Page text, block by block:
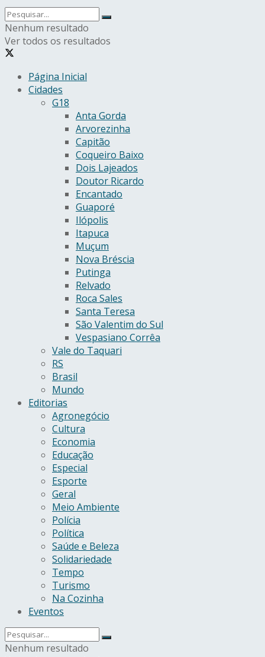
Nenhum resultado
Ver todos os resultados
Página Inicial
Cidades
G18
Anta Gorda
Arvorezinha
Capitão
Coqueiro Baixo
Dois Lajeados
Doutor Ricardo
Encantado
Guaporé
Ilópolis
Itapuca
Muçum
Nova Bréscia
Putinga
Relvado
Roca Sales
Santa Teresa
São Valentim do Sul
Vespasiano Corrêa
Vale do Taquari
RS
Brasil
Mundo
Editorias
Agronegócio
Cultura
Economia
Educação
Especial
Esporte
Geral
Meio Ambiente
Polícia
Política
Saúde e Beleza
Solidariedade
Tempo
Turismo
Na Cozinha
Eventos
Nenhum resultado